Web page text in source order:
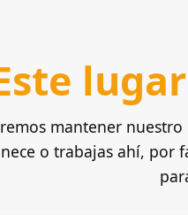
mantener
o trabajas ahí, por